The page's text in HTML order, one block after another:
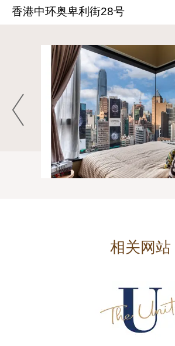
香港中环奥卑利街28号
相关网站